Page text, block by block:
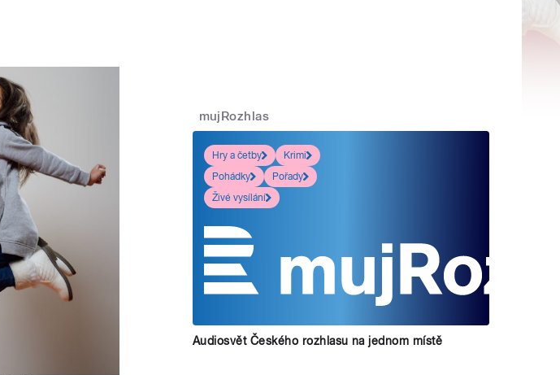
mujRozhlas
Hry a četby
Krimi
Pohádky
Pořady
Živé vysílání
Audiosvět Českého rozhlasu na jednom místě